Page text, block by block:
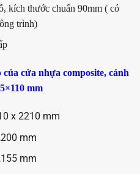
kích thước chuẩn 90mm ( có
trình)
cửa nhựa composite, cánh
mm
x 2210 mm
mm
mm